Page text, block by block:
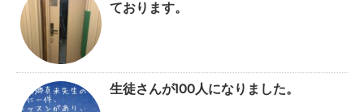
ております。
生徒さんが100人になりました。